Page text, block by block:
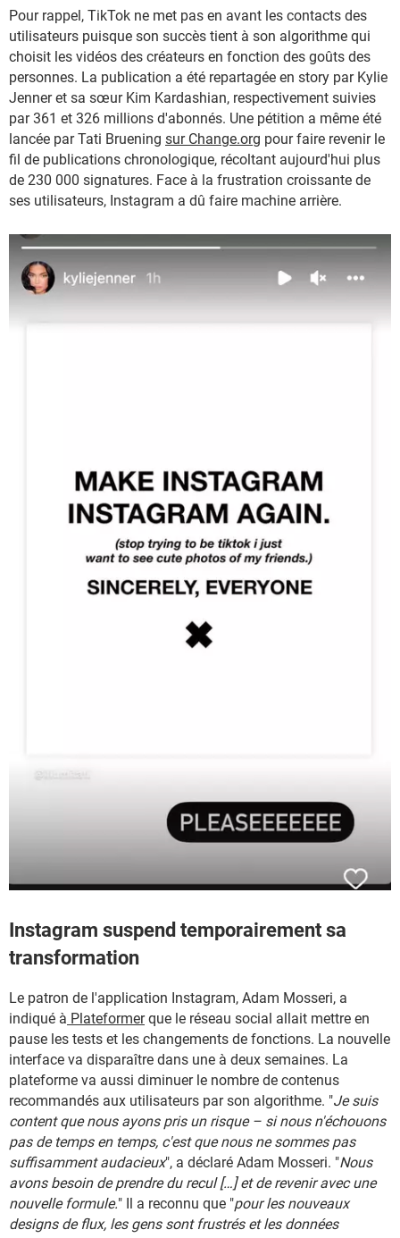
Pour rappel, TikTok ne met pas en avant les contacts des
utilisateurs puisque son succès tient à son algorithme qui
choisit les vidéos des créateurs en fonction des goûts des
personnes. La publication a été repartagée en story par Kylie
Jenner et sa sœur Kim Kardashian, respectivement suivies
par 361 et 326 millions d'abonnés. Une pétition a même été
lancée par Tati Bruening sur Change.org pour faire revenir le
fil de publications chronologique, récoltant aujourd'hui plus
de 230 000 signatures. Face à la frustration croissante de
ses utilisateurs, Instagram a dû faire machine arrière.
Instagram suspend temporairement sa
transformation
Le patron de l'application Instagram, Adam Mosseri, a
indiqué à Plateformerque le réseau social allait mettre en
pause les tests et les changements de fonctions. La nouvelle
interface va disparaître dans une à deux semaines. La
plateforme va aussi diminuer le nombre de contenus
recommandés aux utilisateurs par son algorithme. "Je suis
content que nous ayons pris un risque – si nous n'échouons
pas de temps en temps, c'est que nous ne sommes pas
suffisamment audacieux", a déclaré Adam Mosseri. "Nous
avons besoin de prendre du recul […] et de revenir avec une
nouvelle formule." Il a reconnu que "pour les nouveaux
designs de flux, les gens sont frustrés et les données